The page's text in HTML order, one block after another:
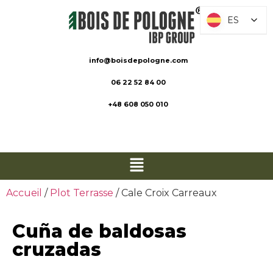
info@boisdepologne.com
06 22 52 84 00
+48 608 050 010
Accueil / Plot Terrasse / Cale Croix Carreaux
Cuña de baldosas
cruzadas
ES
ES